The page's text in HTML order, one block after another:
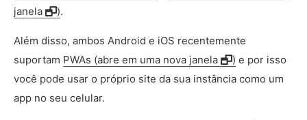
janela
).
Além disso, ambos Android e iOS recentemente
suportam PWAs (abre em uma nova janela ) e por isso
você pode usar o próprio site da sua instância como um
app no seu celular.